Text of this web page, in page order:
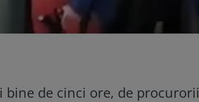
bine de cinci ore, de procurorii